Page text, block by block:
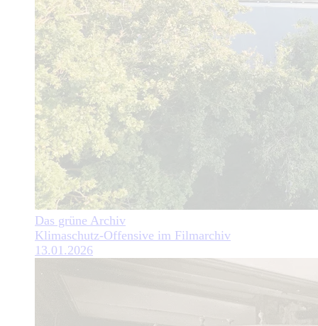
Das grüne Archiv
Klimaschutz-Offensive im Filmarchiv
13.01.2026